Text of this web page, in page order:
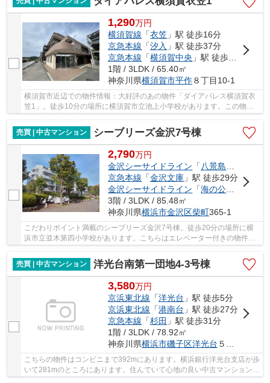
1,290万円
横須賀線 「衣笠 」駅 徒歩16分
京急本線 「汐入 」駅 徒歩37分
京急本線 「横須賀中央 」駅 徒歩35分
1階 / 3LDK / 65.40㎡
神奈川県横須賀市平作８丁目10-1
横須賀市近辺での物件情報：大好評のあの物件「ダイアパレス横須賀衣
笠1」。徒歩10分の場所に横須賀市立池上小学校があります。この物件
売買 | 中古マンション
シーブリーズ金沢7号棟
2,790万円
金沢シーサイドライン 「八景島」駅 徒歩7
京急本線 「金沢文庫 」駅 徒歩29分
金沢シーサイドライン 「海の公園柴口
3階 / 3LDK / 85.48㎡
神奈川県横浜市金沢区柴町365-1
こだわりポイント満載のシーブリーズ金沢7号棟。徒歩20分の場所に横
浜市立並木第四小学校があります。こちらはエレベーター付きの物件で
売買 | 中古マンション
洋光台南第一団地4-3号棟
3,580万円
京浜東北線 「洋光台 」駅 徒歩5分
京浜東北線 「港南台 」駅 徒歩27分
京急本線 「杉田 」駅 徒歩31分
1階 / 3LDK / 78.92㎡
神奈川県横浜市磯子区洋光台 ５丁目4-3
こちらの物件はコンビニまで392mにあります。横浜銀行洋光台支店が歩
いて281mのところにあります。住んでいて心地の良い中古マンションで